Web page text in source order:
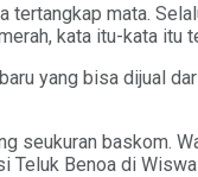
mata.
kata itu-kata itu
yang bisa dijual
baskom.
Benoa di